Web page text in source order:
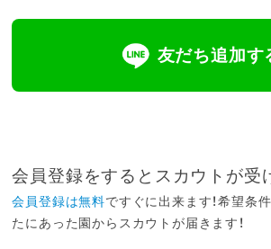
友だち追加す
会員登録をするとスカウトが受
会員登録は無料ですぐに出来ます！希望条
たにあった園からスカウトが届きます！